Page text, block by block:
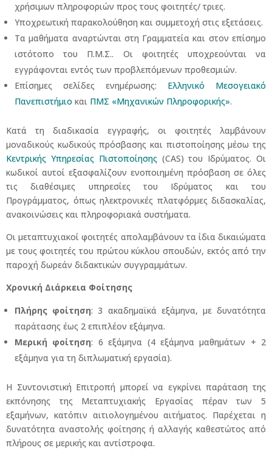
χρήσιμων πληροφοριών προς τους φοιτητές/ τριες.
Υποχρεωτική παρακολούθηση και συμμετοχή στις εξετάσεις.
Τα μαθήματα αναρτώνται στη Γραμματεία και στον επίσημο
ιστότοπο του Π.Μ.Σ.. Οι φοιτητές υποχρεούνται να
εγγράφονται εντός των προβλεπόμενων προθεσμιών.
Επίσημες σελίδες ενημέρωσης: Ελληνικό Μεσογειακό
Πανεπιστήμιο και ΠΜΣ «Μηχανικών Πληροφορικής».
Κατά τη διαδικασία εγγραφής, οι φοιτητές λαμβάνουν
μοναδικούς κωδικούς πρόσβασης και πιστοποίησης μέσω της
Κεντρικής Υπηρεσίας Πιστοποίησης (CAS) του Ιδρύματος. Οι
κωδικοί αυτοί εξασφαλίζουν ενοποιημένη πρόσβαση σε όλες
τις διαθέσιμες υπηρεσίες του Ιδρύματος και του
Προγράμματος, όπως ηλεκτρονικές πλατφόρμες διδασκαλίας,
ανακοινώσεις και πληροφοριακά συστήματα.
Οι μεταπτυχιακοί φοιτητές απολαμβάνουν τα ίδια δικαιώματα
με τους φοιτητές του πρώτου κύκλου σπουδών, εκτός από την
παροχή δωρεάν διδακτικών συγγραμμάτων.
Χρονική Διάρκεια Φοίτησης
Πλήρης φοίτηση: 3 ακαδημαϊκά εξάμηνα, με δυνατότητα
παράτασης έως 2 επιπλέον εξάμηνα.
Μερική φοίτηση: 6 εξάμηνα (4 εξάμηνα μαθημάτων + 2
εξάμηνα για τη διπλωματική εργασία).
Η Συντονιστική Επιτροπή μπορεί να εγκρίνει παράταση της
εκπόνησης της Μεταπτυχιακής Εργασίας πέραν των 5
εξαμήνων, κατόπιν αιτιολογημένου αιτήματος. Παρέχεται η
δυνατότητα αναστολής φοίτησης ή αλλαγής καθεστώτος από
πλήρους σε μερικής και αντίστροφα.